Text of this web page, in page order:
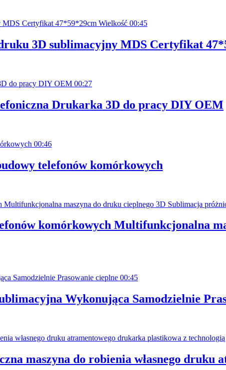
00:45
3D sublimacyjny MDS Certyfikat
00:27
Drukarka 3D do pracy DIY OEM
00:46
telefonów komórkowych
komórkowych Multifunkcjonalna
00:45
Wykonująca Samodzielnie
maszyna do robienia własnego druku